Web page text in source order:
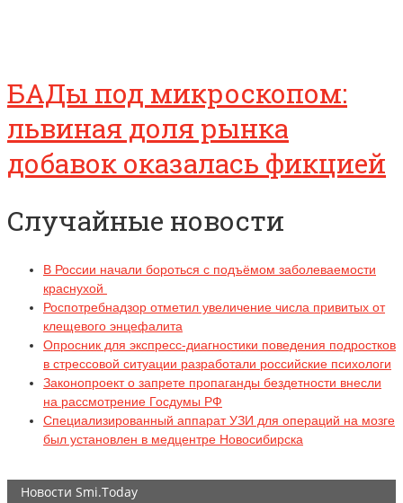
БАДы под микроскопом:
львиная доля рынка
добавок оказалась фикцией
Случайные новости
В России начали бороться с подъёмом заболеваемости
краснухой
Роспотребнадзор отметил увеличение числа привитых от
клещевого энцефалита
Опросник для экспресс-диагностики поведения подростков
в стрессовой ситуации разработали российские психологи
Законопроект о запрете пропаганды бездетности внесли
на рассмотрение Госдумы РФ
Специализированный аппарат УЗИ для операций на мозге
был установлен в медцентре Новосибирска